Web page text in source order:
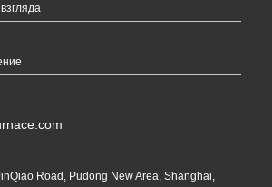
Road, Pudong New Area, Shanghai,